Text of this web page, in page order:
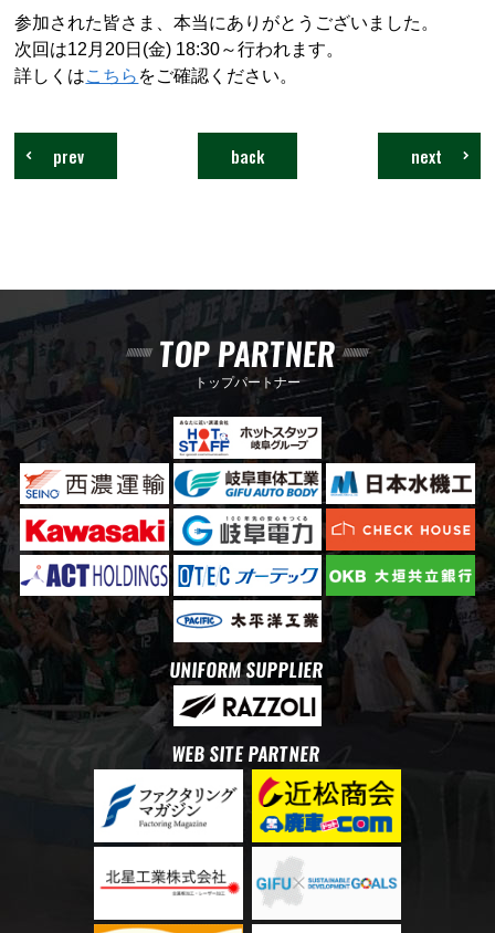
参加された皆さま、本当にありがとうございました。
次回は12月20日(金) 18:30～行われます。
詳しくはこちら をご確認ください。
next
back
prev
TOP PARTNER
トップパートナー
UNIFORM SUPPLIER
WEB SITE PARTNER